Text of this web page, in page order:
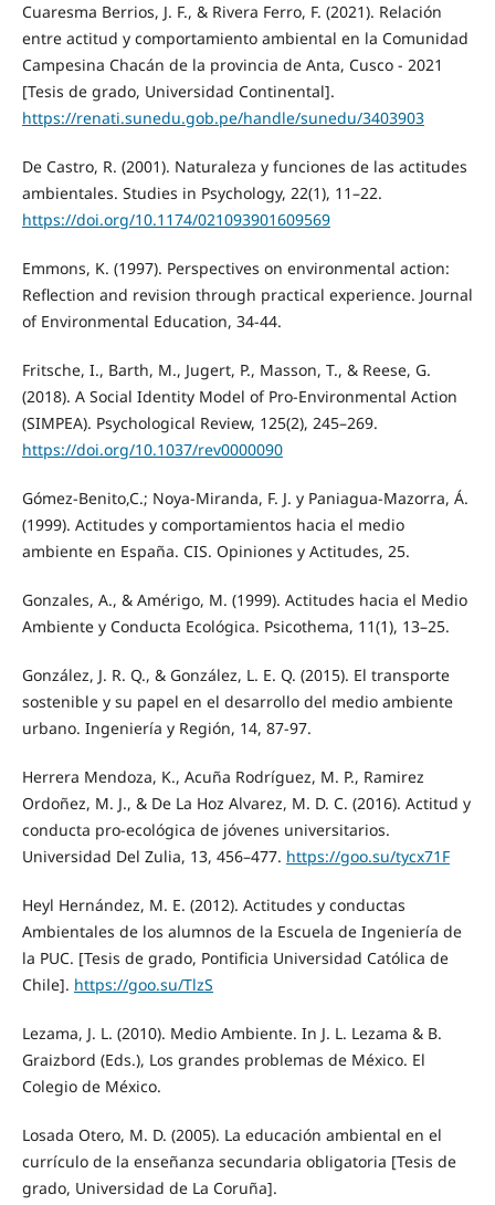
Cuaresma Berrios, J. F., & Rivera Ferro, F. (2021). Relación
entre actitud y comportamiento ambiental en la Comunidad
Campesina Chacán de la provincia de Anta, Cusco - 2021
[Tesis de grado, Universidad Continental].
https://renati.sunedu.gob.pe/handle/sunedu/3403903
De Castro, R. (2001). Naturaleza y funciones de las actitudes
ambientales. Studies in Psychology, 22(1), 11–22.
https://doi.org/10.1174/021093901609569
Emmons, K. (1997). Perspectives on environmental action:
Reflection and revision through practical experience. Journal
of Environmental Education, 34-44.
Fritsche, I., Barth, M., Jugert, P., Masson, T., & Reese, G.
(2018). A Social Identity Model of Pro-Environmental Action
(SIMPEA). Psychological Review, 125(2), 245–269.
https://doi.org/10.1037/rev0000090
Gómez-Benito,C.; Noya-Miranda, F. J. y Paniagua-Mazorra, Á.
(1999). Actitudes y comportamientos hacia el medio
ambiente en España. CIS. Opiniones y Actitudes, 25.
Gonzales, A., & Amérigo, M. (1999). Actitudes hacia el Medio
Ambiente y Conducta Ecológica. Psicothema, 11(1), 13–25.
González, J. R. Q., & González, L. E. Q. (2015). El transporte
sostenible y su papel en el desarrollo del medio ambiente
urbano. Ingeniería y Región, 14, 87-97.
Herrera Mendoza, K., Acuña Rodríguez, M. P., Ramirez
Ordoñez, M. J., & De La Hoz Alvarez, M. D. C. (2016). Actitud y
conducta pro-ecológica de jóvenes universitarios.
Universidad Del Zulia, 13, 456–477. https://goo.su/tycx71F
Heyl Hernández, M. E. (2012). Actitudes y conductas
Ambientales de los alumnos de la Escuela de Ingeniería de
la PUC. [Tesis de grado, Pontificia Universidad Católica de
Chile]. https://goo.su/TlzS
Lezama, J. L. (2010). Medio Ambiente. In J. L. Lezama & B.
Graizbord (Eds.), Los grandes problemas de México. El
Colegio de México.
Losada Otero, M. D. (2005). La educación ambiental en el
currículo de la enseñanza secundaria obligatoria [Tesis de
grado, Universidad de La Coruña].